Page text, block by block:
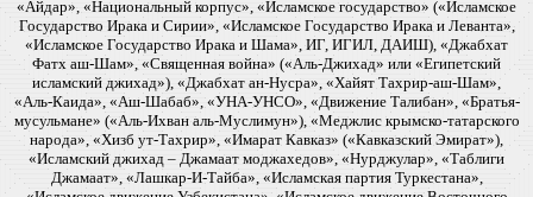
«Айдар», «Национальный корпус», «Исламское государство» («Исламское
Государство Ирака и Сирии», «Исламское Государство Ирака и Леванта»,
«Исламское Государство Ирака и Шама», ИГ, ИГИЛ, ДАИШ), «Джабхат
Фатх аш-Шам», «Священная война» («Аль-Джихад» или «Египетский
исламский джихад»), «Джабхат ан-Нусра», «Хайят Тахрир-аш-Шам»,
«Аль-Каида», «Аш-Шабаб», «УНА-УНСО», «Движение Талибан», «Братья-
мусульмане» («Аль-Ихван аль-Муслимун»), «Меджлис крымско-татарского
народа», «Хизб ут-Тахрир», «Имарат Кавказ» («Кавказский Эмират»),
«Исламский джихад – Джамаат моджахедов», «Нурджулар», «Таблиги
Джамаат», «Лашкар-И-Тайба», «Исламская партия Туркестана»,